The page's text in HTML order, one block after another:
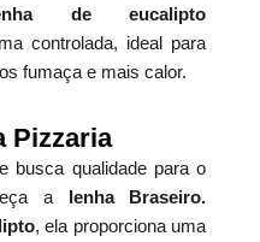
de eucalipto
controlada, ideal para
fumaça e mais calor.
Pizzaria
busca qualidade para o
a lenha Braseiro.
, ela proporciona uma